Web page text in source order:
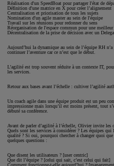
Réalisation d'un SpeedBoat pour partager l'état de
Définition d'une matrice en X pour créer l’alignement
Centralisation et priorisation de tous les sujets
Nomination d'un agile master au sein de l'équipe
Travail sur les réunions pour redonner du sens
Réorganisation de l'espace commun pour une
Décentralisation de la prise de décision avec un
Aujourd’hui la dynamique au sein de l’équipe RH
continuer l’aventure car ce n’est que le début.
L’agilité est trop souvent réduite à un contexte IT,
les services.
Retour aux bases avant l’échelle : cultiver l’agilité
Un coach agile dans une équipe produit est un peu
impressionne mais lorsqu’il est moins présent, tout
débuté sa conférence.
Avant de parler d’agilité à l’échelle, Olivier invite les
Quels sont les services à considérer ? Les équipes
qualité ? Si oui, pourquoi chercher à changer quoi
quelques questions :
Que disent les utilisateurs ? [user centric]
Que dit l’équipe ? [celui qui sait, c’est celui qui fait]
Comment fonctionne-t-elle aujourd’hui ?